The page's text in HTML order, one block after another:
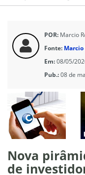
POR: Marcio
Fonte: Marcio
Em:08/05/
Pub.:08 de
Nova
de